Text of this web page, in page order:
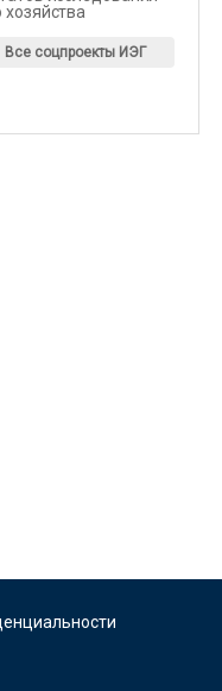
Все соцпроекты ИЭГ